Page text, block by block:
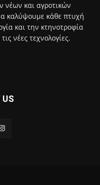
νέων και αγροτικών
καλύψουμε κάθε πτυχή
και την κτηνοτροφία
νέες τεχνολογίες.
US